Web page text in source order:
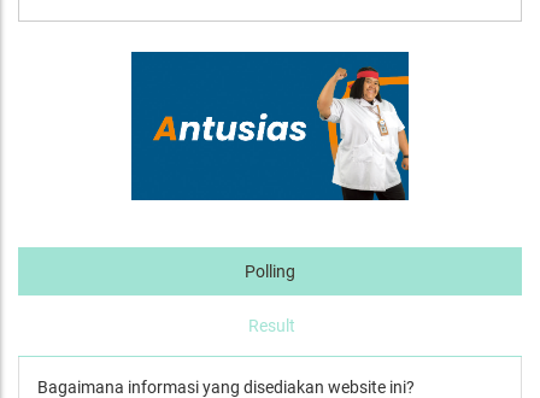
Polling
Result
Bagaimana informasi yang disediakan website ini?